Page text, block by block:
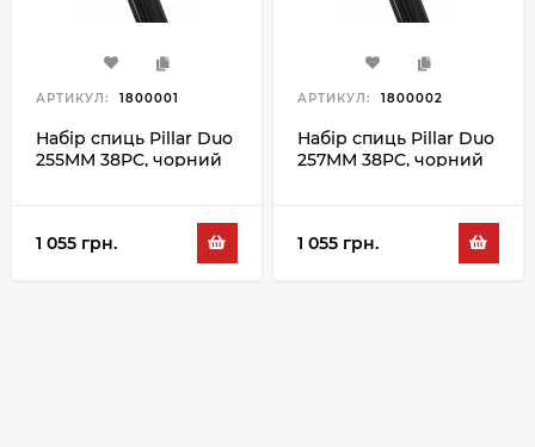
АРТИКУЛ: 1800001
Набір спиць Pillar Duo
255MM 38PC, чорний
1 055 грн.
АРТИКУЛ: 1800002
Набір спиць Pillar Duo
257MM 38PC, чорний
1 055 грн.